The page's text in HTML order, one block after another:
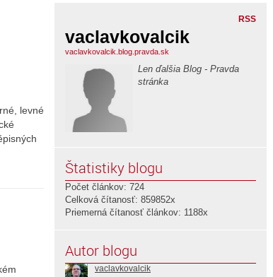
levné
RSS
vaclavkovalcik
vaclavkovalcik.blog.pravda.sk
Len ďalšia Blog - Pravda
stránka
Štatistiky blogu
Počet článkov: 724
Celková čítanosť: 859852x
Priemerná čítanosť článkov: 1188x
Autor blogu
vaclavkovalcik